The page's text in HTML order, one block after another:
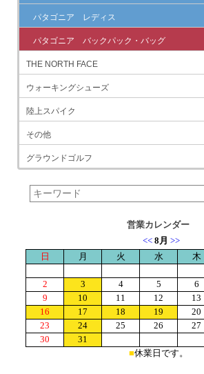
パタゴニア レディス
パタゴニア バックパック・バッグ
THE NORTH FACE
ウォーキングシューズ
陸上スパイク
その他
グラウンドゴルフ
営業カレンダー